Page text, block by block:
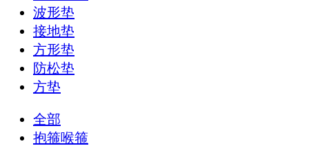
波形垫
接地垫
方形垫
防松垫
方垫
全部
抱箍喉箍